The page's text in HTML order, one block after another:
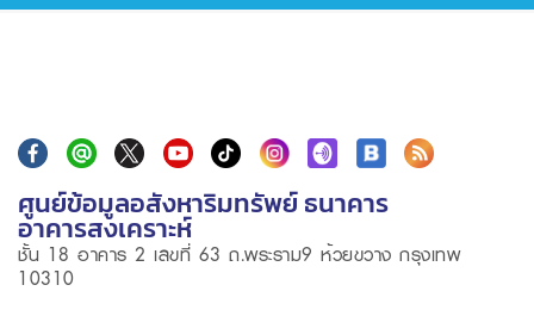
ศูนย์ข้อมูลอสังหาริมทรัพย์ ธนาคาร
อาคารสงเคราะห์
ชั้น 18 อาคาร 2 เลขที่ 63 ถ.พระราม9 ห้วยขวาง กรุงเทพ
10310